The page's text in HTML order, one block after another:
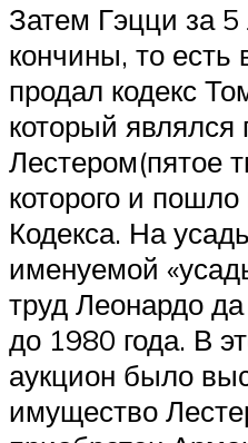
Затем Гэцци за 5
кончины, то есть
продал кодекс
который
Лестером(пятое
которого и
Кодекса. На
именуемой
труд Леонардо
до 1980 года. В
аукцион было
имущество